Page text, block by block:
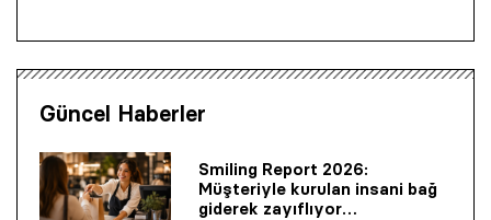
Güncel Haberler
Smiling Report 2026:
Müşteriyle kurulan insani bağ
giderek zayıflıyor…